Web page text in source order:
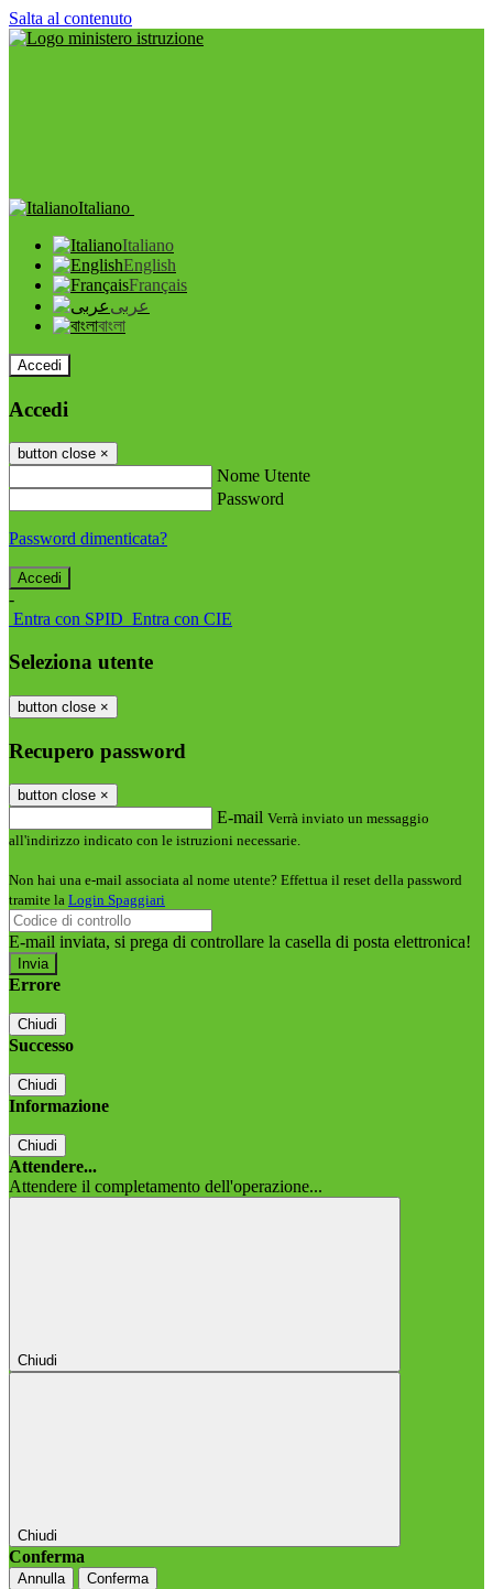
Salta al contenuto
Italiano
Italiano
English
Français
عربى
বাংলা
Accedi
Accedi
button close ×
Nome Utente
Password
Password dimenticata?
-
Entra con SPID Entra con CIE
Seleziona utente
button close ×
Recupero password
button close ×
E-mail Verrà inviato un messaggio
all'indirizzo indicato con le istruzioni necessarie.
Non hai una e-mail associata al nome utente? Effettua il reset della password
tramite la Login Spaggiari
E-mail inviata, si prega di controllare la casella di posta elettronica!
Errore
Chiudi
Successo
Chiudi
Informazione
Chiudi
Attendere...
Attendere il completamento dell'operazione...
Chiudi
Chiudi
Conferma
Annulla Conferma